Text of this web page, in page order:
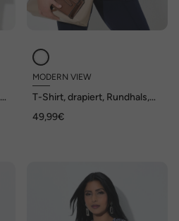
MODERN VIEW
T-Shirt, drapiert, Rundhals,
49,99€